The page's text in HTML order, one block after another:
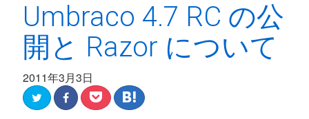
Umbraco 4.7 RC の公
開と Razor について
2011年3月3日